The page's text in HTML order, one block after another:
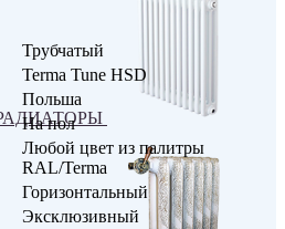
Трубчатый
Terma Tune HSD
Польша
На пол
Любой цвет из палитры
RAL/Terma
Горизонтальный
Эксклюзивный